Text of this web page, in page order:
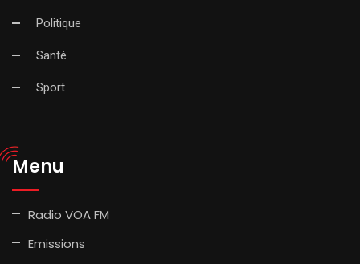
Politique
Santé
Sport
Menu
Radio VOA FM
Emissions